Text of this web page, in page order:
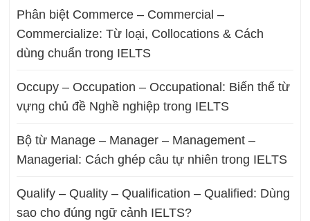
Phân biệt Commerce – Commercial –
Commercialize: Từ loại, Collocations & Cách
dùng chuẩn trong IELTS
Occupy – Occupation – Occupational: Biến thể từ
vựng chủ đề Nghề nghiệp trong IELTS
Bộ từ Manage – Manager – Management –
Managerial: Cách ghép câu tự nhiên trong IELTS
Qualify – Quality – Qualification – Qualified: Dùng
sao cho đúng ngữ cảnh IELTS?